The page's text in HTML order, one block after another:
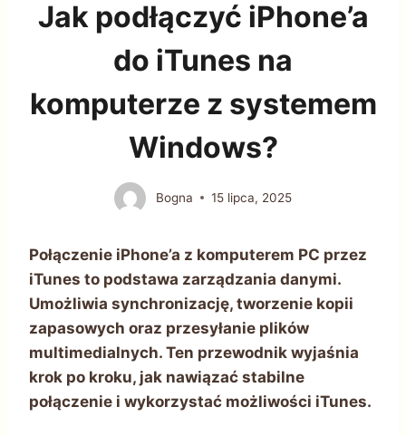
Jak podłączyć iPhone’a
do iTunes na
komputerze z systemem
Windows?
Bogna 15 lipca, 2025
Połączenie iPhone’a z komputerem PC przez
iTunes to podstawa zarządzania danymi.
Umożliwia synchronizację, tworzenie kopii
zapasowych oraz przesyłanie plików
multimedialnych. Ten przewodnik wyjaśnia
krok po kroku, jak nawiązać stabilne
połączenie i wykorzystać możliwości iTunes.